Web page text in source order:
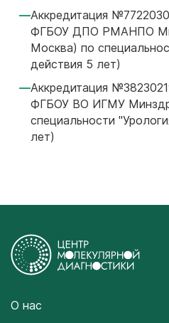
Аккредитация
ФГБОУ ДПО РМАНПО
Москва) по
действия 5 лет)
Аккредитация
ФГБОУ ВО ИГМУ
специальности
лет)
О нас